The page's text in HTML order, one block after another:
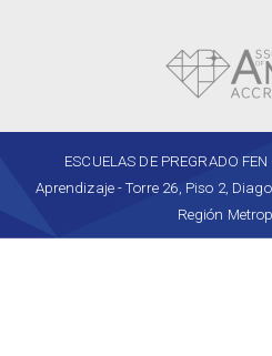
ESCUELAS DE PREGRADO
Aprendizaje - Torre 26, Piso 2,
Región